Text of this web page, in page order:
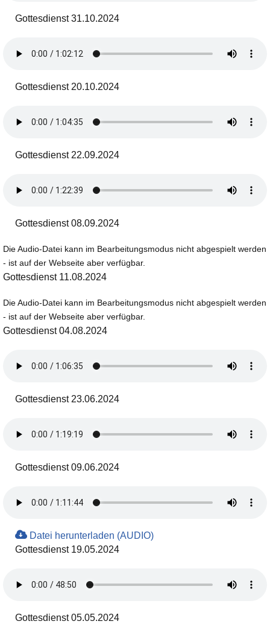
Gottesdienst 31.10.2024
Gottesdienst 20.10.2024
Gottesdienst 22.09.2024
Gottesdienst 08.09.2024
Die Audio-Datei kann im Bearbeitungsmodus nicht abgespielt werden
- ist auf der Webseite aber verfügbar.
Gottesdienst 11.08.2024
Die Audio-Datei kann im Bearbeitungsmodus nicht abgespielt werden
- ist auf der Webseite aber verfügbar.
Gottesdienst 04.08.2024
Gottesdienst 23.06.2024
Gottesdienst 09.06.2024
Datei herunterladen (AUDIO)
Gottesdienst 19.05.2024
Gottesdienst 05.05.2024